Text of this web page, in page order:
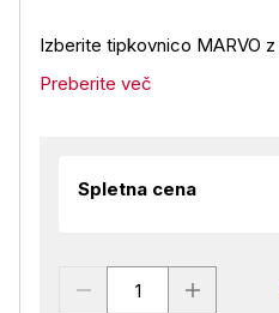
Izberite tipkovnico MARVO
Preberite več
Spletna cena